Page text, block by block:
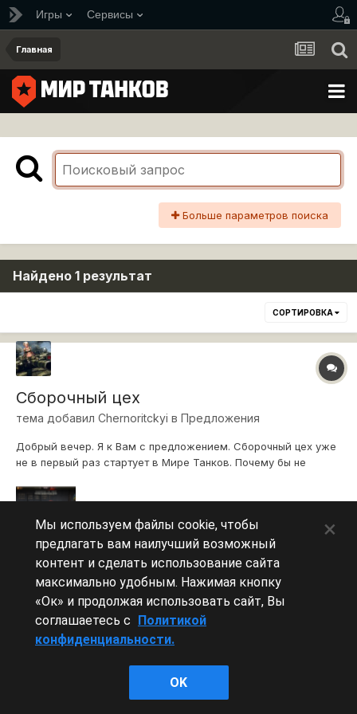
Игры Сервисы
Главная
Больше параметров поиска
Найдено 1 результат
СОРТИРОВКА
Сборочный цех
тема добавил Chernoritckyi в Предложения
Добрый вечер. Я к Вам с предложением. Сборочный цех уже
не в первый раз стартует в Мире Танков. Почему бы не
члена экипажа. Предлагаю главного инженера сборочного
Матрас был выдан как член экипаж...
20 мая, 2024 Сборочный цех экипаж награды
Леста Игры
Powered by Invision Community
Мы используем файлы cookie, чтобы
предлагать вам наилучший возможный
контент и сделать использование сайта
максимально удобным. Нажимая кнопку
«Ок» и продолжая использовать сайт, Вы
соглашаетесь с Политикой
конфиденциальности.
OK
×